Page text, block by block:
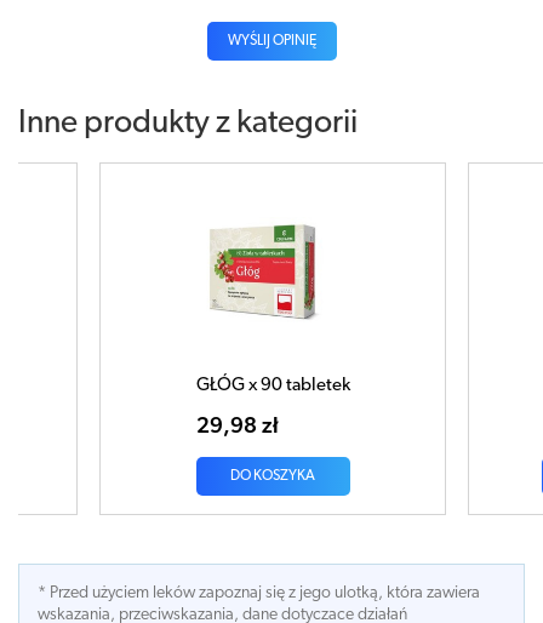
WYŚLIJ OPINIĘ
Inne produkty z kategorii
GŁÓG x 90 tabletek
29,98 zł
DO KOSZYKA
* Przed użyciem leków zapoznaj się z jego ulotką, która zawiera
wskazania, przeciwskazania, dane dotyczace działań